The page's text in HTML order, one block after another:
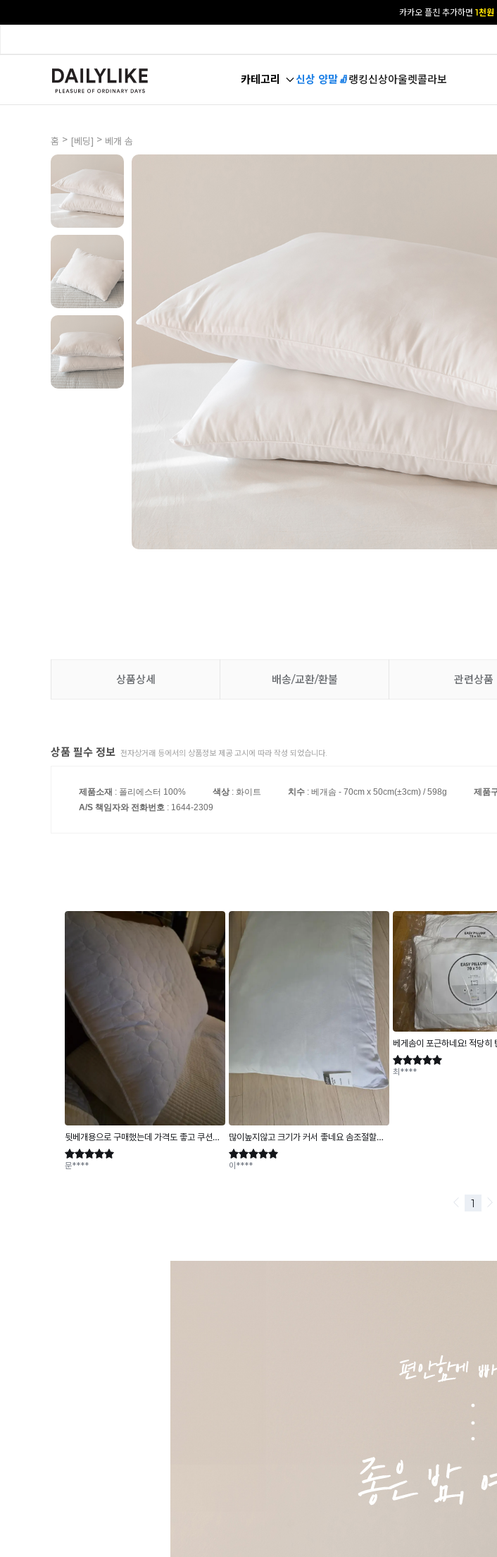
[공식몰 단독] 앱 다운받고
카테고리 신상 양말🧦랭킹신상아울렛콜라보
홈 > [베딩] > 베개 솜
상품상세 배송/교환/환불 관련상품
상품 필수 정보 전자상거래 등에서의 상품정보 제공 고시에 따라 작성 되었습니다.
제품소재 : 폴리에스터 100% 색상: 화이트 치수 : 베개솜 - 70cm x 50cm(±3cm) / 598g 제품
A/S 책임자와 전화번호 : 1644-2309